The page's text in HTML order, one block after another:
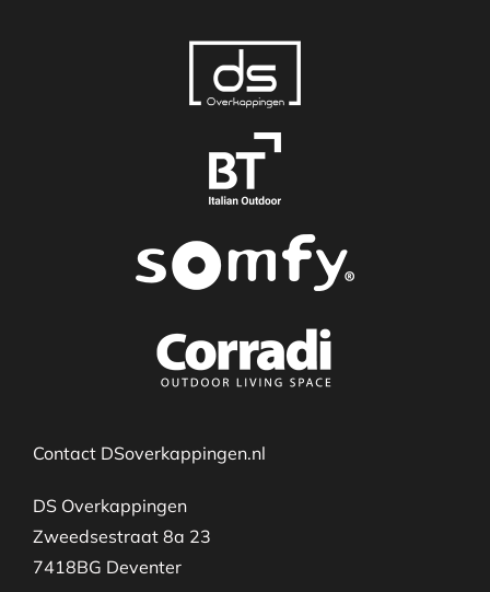
Contact DSoverkappingen.nl
DS Overkappingen
Zweedsestraat 8a 23
7418BG Deventer